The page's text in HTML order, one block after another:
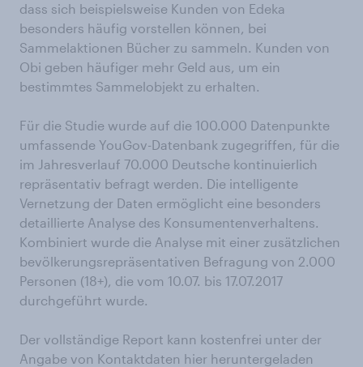
dass sich beispielsweise Kunden von Edeka
besonders häufig vorstellen können, bei
Sammelaktionen Bücher zu sammeln. Kunden von
Obi geben häufiger mehr Geld aus, um ein
bestimmtes Sammelobjekt zu erhalten.
Für die Studie wurde auf die 100.000 Datenpunkte
umfassende YouGov-Datenbank zugegriffen, für die
im Jahresverlauf 70.000 Deutsche kontinuierlich
repräsentativ befragt werden. Die intelligente
Vernetzung der Daten ermöglicht eine besonders
detaillierte Analyse des Konsumentenverhaltens.
Kombiniert wurde die Analyse mit einer zusätzlichen
bevölkerungsrepräsentativen Befragung von 2.000
Personen (18+), die vom 10.07. bis 17.07.2017
durchgeführt wurde.
Der vollständige Report kann kostenfrei unter der
Angabe von Kontaktdaten hier heruntergeladen